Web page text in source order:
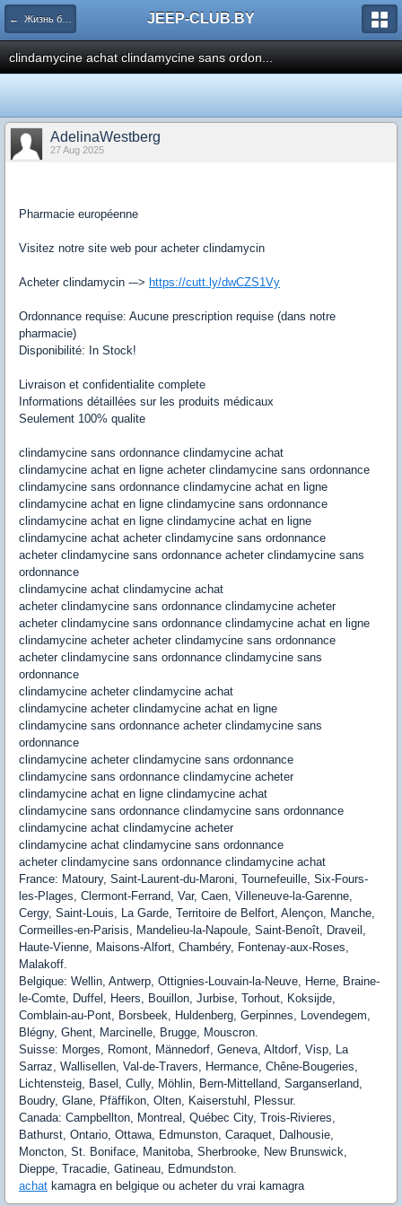
← Жизнь белорусского Jeep клуба JEEP-CLUB.BY
clindamycine achat clindamycine sans ordon...
AdelinaWestberg
27 Aug 2025
Pharmacie européenne
Visitez notre site web pour acheter clindamycin
Acheter clindamycin -–> https://cutt.ly/dwCZS1Vy
Ordonnance requise: Aucune prescription requise (dans notre
pharmacie)
Disponibilité: In Stock!
Livraison et confidentialite complete
Informations détaillées sur les produits médicaux
Seulement 100% qualite
clindamycine sans ordonnance clindamycine achat
clindamycine achat en ligne acheter clindamycine sans ordonnance
clindamycine sans ordonnance clindamycine achat en ligne
clindamycine achat en ligne clindamycine sans ordonnance
clindamycine achat en ligne clindamycine achat en ligne
clindamycine achat acheter clindamycine sans ordonnance
acheter clindamycine sans ordonnance acheter clindamycine sans
ordonnance
clindamycine achat clindamycine achat
acheter clindamycine sans ordonnance clindamycine acheter
acheter clindamycine sans ordonnance clindamycine achat en ligne
clindamycine acheter acheter clindamycine sans ordonnance
acheter clindamycine sans ordonnance clindamycine sans
ordonnance
clindamycine acheter clindamycine achat
clindamycine acheter clindamycine achat en ligne
clindamycine sans ordonnance acheter clindamycine sans
ordonnance
clindamycine acheter clindamycine sans ordonnance
clindamycine sans ordonnance clindamycine acheter
clindamycine achat en ligne clindamycine achat
clindamycine sans ordonnance clindamycine sans ordonnance
clindamycine achat clindamycine acheter
clindamycine achat clindamycine sans ordonnance
acheter clindamycine sans ordonnance clindamycine achat
France: Matoury, Saint-Laurent-du-Maroni, Tournefeuille, Six-Fours-
les-Plages, Clermont-Ferrand, Var, Caen, Villeneuve-la-Garenne,
Cergy, Saint-Louis, La Garde, Territoire de Belfort, Alençon, Manche,
Cormeilles-en-Parisis, Mandelieu-la-Napoule, Saint-Benoît, Draveil,
Haute-Vienne, Maisons-Alfort, Chambéry, Fontenay-aux-Roses,
Malakoff.
Belgique: Wellin, Antwerp, Ottignies-Louvain-la-Neuve, Herne, Braine-
le-Comte, Duffel, Heers, Bouillon, Jurbise, Torhout, Koksijde,
Comblain-au-Pont, Borsbeek, Huldenberg, Gerpinnes, Lovendegem,
Blégny, Ghent, Marcinelle, Brugge, Mouscron.
Suisse: Morges, Romont, Männedorf, Geneva, Altdorf, Visp, La
Sarraz, Wallisellen, Val-de-Travers, Hermance, Chêne-Bougeries,
Lichtensteig, Basel, Cully, Möhlin, Bern-Mittelland, Sarganserland,
Boudry, Glane, Pfäffikon, Olten, Kaiserstuhl, Plessur.
Canada: Campbellton, Montreal, Québec City, Trois-Rivieres,
Bathurst, Ontario, Ottawa, Edmunston, Caraquet, Dalhousie,
Moncton, St. Boniface, Manitoba, Sherbrooke, New Brunswick,
Dieppe, Tracadie, Gatineau, Edmundston.
achat kamagra en belgique ou acheter du vrai kamagra